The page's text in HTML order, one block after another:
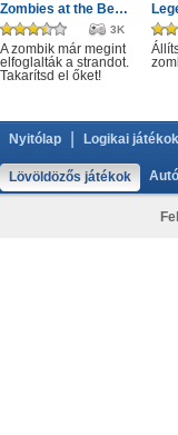
Zombies at the Beach
3K
A zombik már megint
elfoglalták a strandot.
Takarítsd el őket!
Nyitólap Logikai játékok
Lövöldözős játékok